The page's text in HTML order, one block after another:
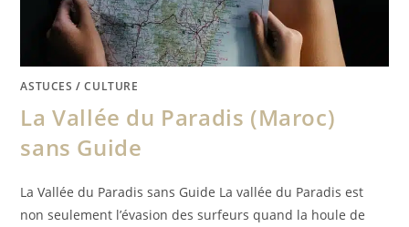
ASTUCES /CULTURE
La Vallée du Paradis (Maroc)
sans Guide
La Vallée du Paradis sans Guide La vallée du Paradis est
non seulement l’évasion des surfeurs quand la houle de